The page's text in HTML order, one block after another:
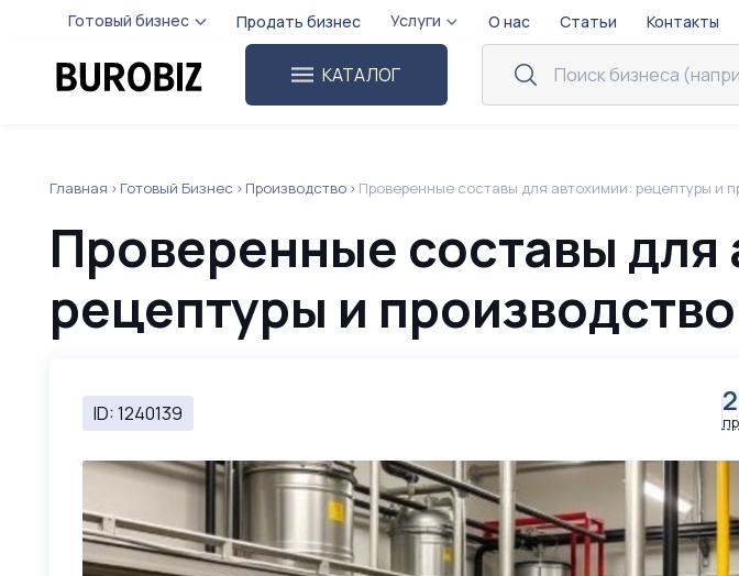
Готовый бизнес Продать бизнес Услуги О нас Статьи Контакты
КАТАЛОГ
Главная Готовый Бизнес Производство Проверенные составы для автохимии: рецептуры и
Проверенные составы для
рецептуры и производство
ID: 1240139